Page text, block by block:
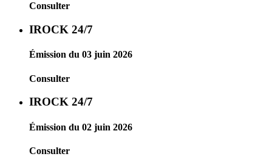
Consulter
IROCK 24/7
Émission du 03 juin 2026
Consulter
IROCK 24/7
Émission du 02 juin 2026
Consulter